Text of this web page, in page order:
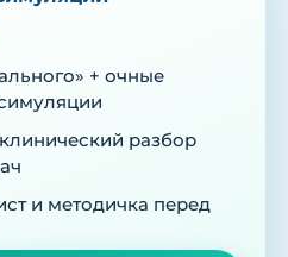
+ очные
разбор
и методичка перед